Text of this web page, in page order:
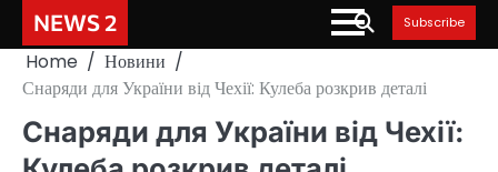
content
NEWS 2 Subscribe
Home
Новини
Снаряди для України від Чехії: Кулеба розкрив деталі
Снаряди для України від Чехії: